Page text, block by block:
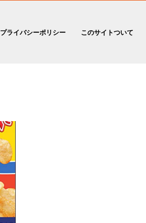
プライバシーポリシー このサイトついて